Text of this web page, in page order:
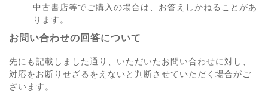
中古書店等でご購入の場合は、お答えしかねることがあ
ります。
お問い合わせの回答について
先にも記載しました通り、いただいたお問い合わせに対し、
対応をお断りせざるをえないと判断させていただく場合がご
ざいます。